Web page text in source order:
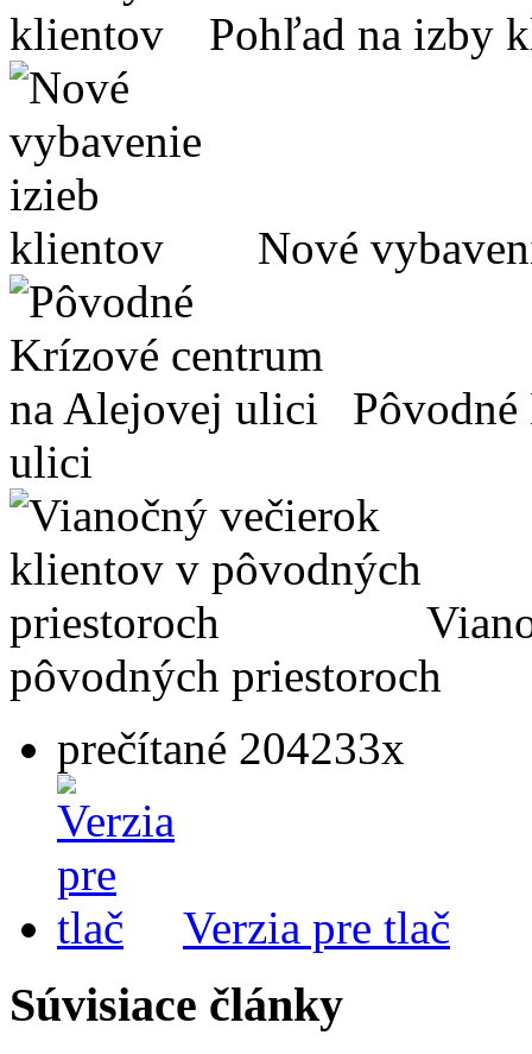
Pohľad na izby
Nové
ulici
pôvodných priestoroch
prečítané 204233x
Verzia pre tlač
Súvisiace články